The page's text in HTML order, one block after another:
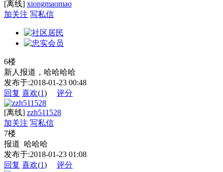
[离线] xiongmaomao
加关注 写私信
6楼
新人报道，哈哈哈哈
发布于:2018-01-23 00:48
回复 喜欢(1) 评分
[离线] zzh511528
加关注 写私信
7楼
报道 哈哈哈
发布于:2018-01-23 01:08
回复 喜欢(1) 评分